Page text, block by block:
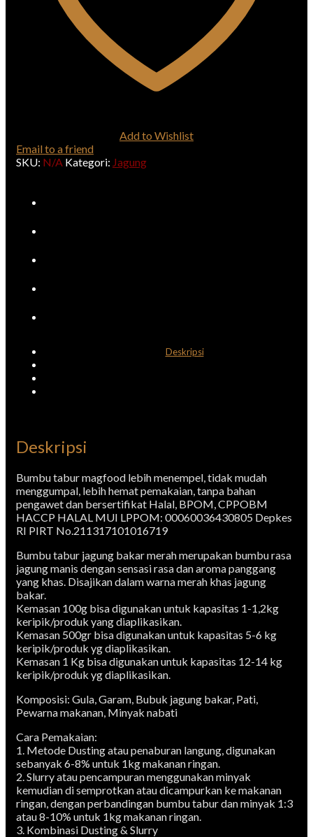
Add to Wishlist
Email to a friend
SKU: N/A Kategori: Jagung
Deskripsi
Deskripsi
Bumbu tabur magfood lebih menempel, tidak mudah
menggumpal, lebih hemat pemakaian, tanpa bahan
pengawet dan bersertifikat Halal, BPOM, CPPOBM
HACCP HALAL MUI LPPOM: 00060036430805 Depkes
RI PIRT No.211317101016719
Bumbu tabur jagung bakar merah merupakan bumbu rasa
jagung manis dengan sensasi rasa dan aroma panggang
yang khas. Disajikan dalam warna merah khas jagung
bakar.
Kemasan 100g bisa digunakan untuk kapasitas 1-1,2kg
keripik/produk yang diaplikasikan.
Kemasan 500gr bisa digunakan untuk kapasitas 5-6 kg
keripik/produk yg diaplikasikan.
Kemasan 1 Kg bisa digunakan untuk kapasitas 12-14 kg
keripik/produk yg diaplikasikan.
Komposisi: Gula, Garam, Bubuk jagung bakar, Pati,
Pewarna makanan, Minyak nabati
Cara Pemakaian:
1. Metode Dusting atau penaburan langung, digunakan
sebanyak 6-8% untuk 1kg makanan ringan.
2. Slurry atau pencampuran menggunakan minyak
kemudian di semprotkan atau dicampurkan ke makanan
ringan, dengan perbandingan bumbu tabur dan minyak 1:3
atau 8-10% untuk 1kg makanan ringan.
3. Kombinasi Dusting & Slurry